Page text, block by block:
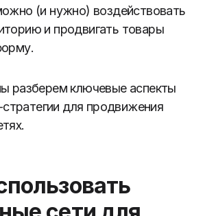
(и нужно) воздействовать
и продвигать товары
разберем ключевые аспекты
для продвижения